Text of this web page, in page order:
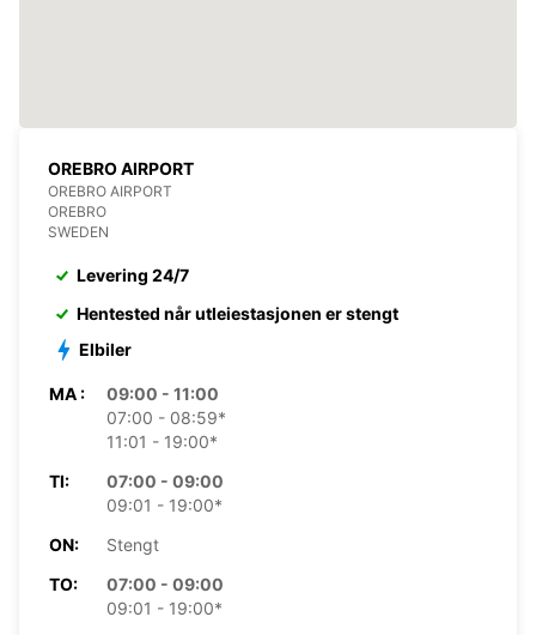
OREBRO AIRPORT
OREBRO AIRPORT
OREBRO
SWEDEN
Levering 24/7
Hentested når utleiestasjonen er stengt
Elbiler
MA :
09:00 - 11:00
07:00 - 08:59*
11:01 - 19:00*
TI:
07:00 - 09:00
09:01 - 19:00*
ON:
Stengt
TO:
07:00 - 09:00
09:01 - 19:00*